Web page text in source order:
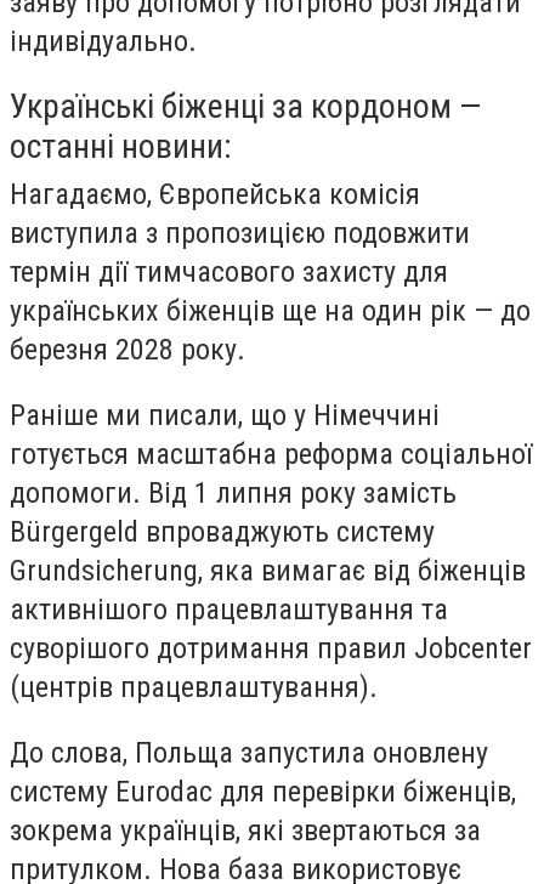
індивідуально.
Українські біженці за кордоном —
останні новини:
Нагадаємо, Європейська комісія
виступила з пропозицією подовжити
термін дії тимчасового захисту для
українських біженців ще на один рік — до
березня 2028 року.
Раніше ми писали, що у Німеччині
готується масштабна реформа соціальної
допомоги. Від 1 липня року замість
Bürgergeld впроваджують систему
Grundsicherung, яка вимагає від біженців
активнішого працевлаштування та
суворішого дотримання правил Jobcenter
(центрів працевлаштування).
До слова, Польща запустила оновлену
систему Eurodac для перевірки біженців,
зокрема українців, які звертаються за
притулком. Нова база використовує